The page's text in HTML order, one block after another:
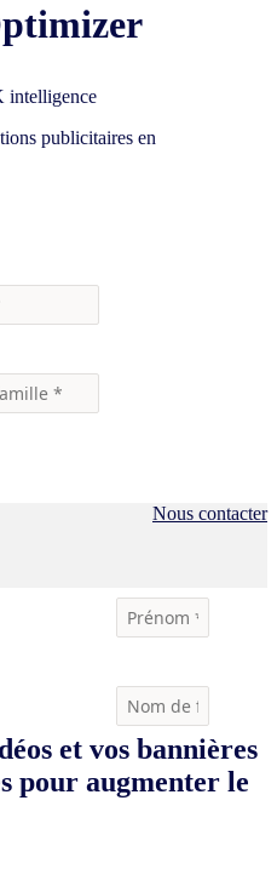
publicitaires en
Nous contacter
et vos bannières
pour augmenter le